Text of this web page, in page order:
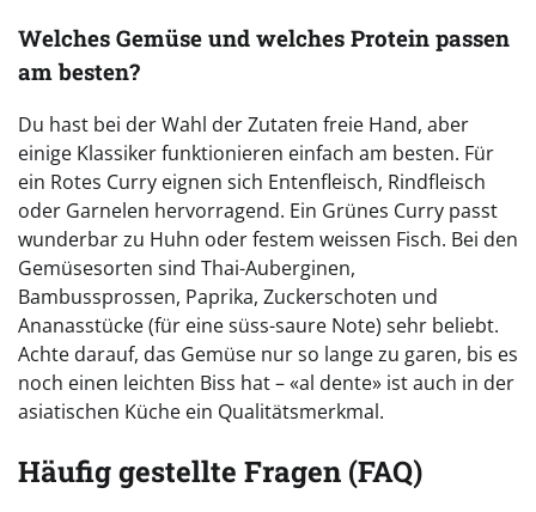
Welches Gemüse und welches Protein passen
am besten?
Du hast bei der Wahl der Zutaten freie Hand, aber
einige Klassiker funktionieren einfach am besten. Für
ein Rotes Curry eignen sich Entenfleisch, Rindfleisch
oder Garnelen hervorragend. Ein Grünes Curry passt
wunderbar zu Huhn oder festem weissen Fisch. Bei den
Gemüsesorten sind Thai-Auberginen,
Bambussprossen, Paprika, Zuckerschoten und
Ananasstücke (für eine süss-saure Note) sehr beliebt.
Achte darauf, das Gemüse nur so lange zu garen, bis es
noch einen leichten Biss hat – «al dente» ist auch in der
asiatischen Küche ein Qualitätsmerkmal.
Häufig gestellte Fragen (FAQ)